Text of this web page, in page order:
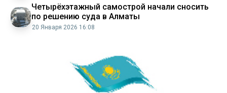
Четырёхэтажный самострой начали сносить
по решению суда в Алматы
20 Января 2026 16:08